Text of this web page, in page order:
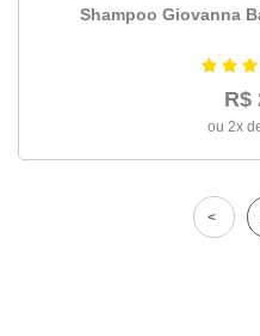
Shampoo Giovanna
R$
ou 2x